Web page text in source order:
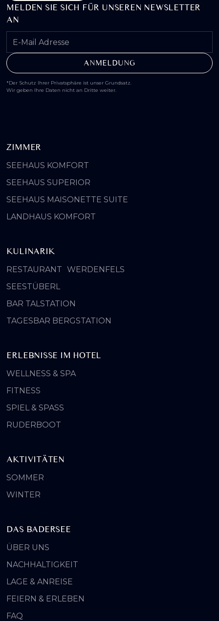
MELDEN SIE SICH FÜR UNSEREN NEWSLETTER
AN
*Der Schutz Ihrer Privatsphäre ist unser Grundsatz.
Wir geben Ihre Daten nicht an Dritte weiter.
ZIMMER
SEEHAUS KOMFORT
SEEHAUS SUPERIOR
SEEHAUS MAISONETTE SUITE
LANDHAUS KOMFORT
KULINARIK
RESTAURANT WERDENFELS
SEESTÜBERL
BAR TALSTATION
TAGESBAR BERGSTATION
ERLEBNISSE IM HOTEL
WELLNESS & SPA
FITNESS
SPIEL & SPASS
RUDERBOOT
AKTIVITÄTEN
SOMMER
WINTER
DAS BADERSEE
ÜBER UNS
NACHHALTIGKEIT
LAGE & ANREISE
FEIERN & ERLEBEN
FAQ